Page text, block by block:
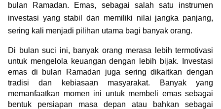
Tata Kelola
bulan Ramadan. Emas, sebagai salah satu instrumen
investasi yang stabil dan memiliki nilai jangka panjang,
sering kali menjadi pilihan utama bagi banyak orang.
Di bulan suci ini, banyak orang merasa lebih termotivasi
untuk mengelola keuangan dengan lebih bijak. Investasi
emas di bulan Ramadan juga sering dikaitkan dengan
tradisi dan kebiasaan masyarakat. Banyak yang
memanfaatkan momen ini untuk membeli emas sebagai
bentuk persiapan masa depan atau bahkan sebagai